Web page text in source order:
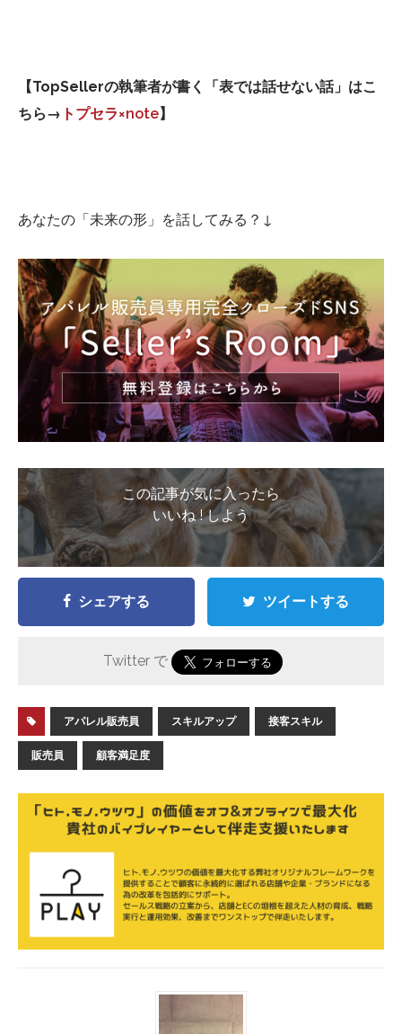
【TopSellerの執筆者が書く「表では話せない話」はこ
ちら→ トプセラ×note】
あなたの「未来の形」を話してみる？↓
この記事が気に入ったら
いいね ! しよう
シェアする ツイートする
Twitter で
アパレル販売員 スキルアップ 接客スキル
販売員 顧客満足度